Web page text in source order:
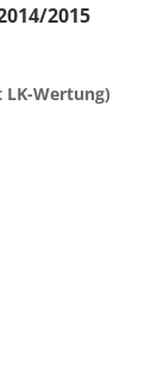
2015
Wertung)